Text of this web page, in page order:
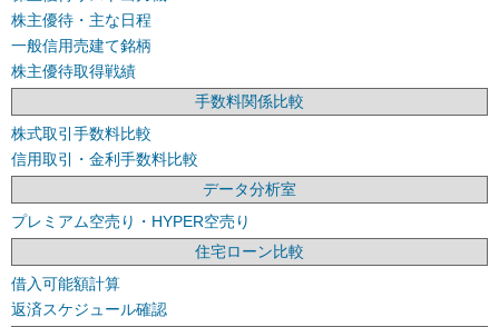
株主優待・主な日程
一般信用売建て銘柄
株主優待取得戦績
手数料関係比較
株式取引手数料比較
信用取引・金利手数料比較
データ分析室
プレミアム空売り・HYPER空売り
住宅ローン比較
借入可能額計算
返済スケジュール確認